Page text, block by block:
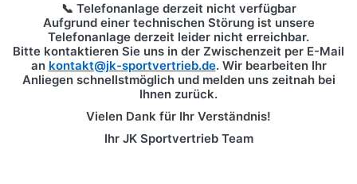
📞 Telefonanlage derzeit nicht verfügbar
Aufgrund einer technischen Störung ist unsere
Telefonanlage derzeit leider nicht erreichbar.
Bitte kontaktieren Sie uns in der Zwischenzeit per E-Mail
an kontakt@jk-sportvertrieb.de. Wir bearbeiten Ihr
Anliegen schnellstmöglich und melden uns zeitnah bei
Ihnen zurück.
Vielen Dank für Ihr Verständnis!
Ihr JK Sportvertrieb Team